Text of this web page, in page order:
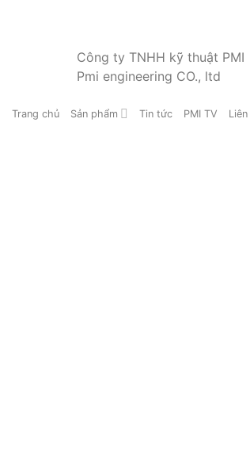
Công ty TNHH kỹ thuật PMI
Pmi engineering CO., ltd
Trang chủ Sản phẩm Tin tức PMI TV